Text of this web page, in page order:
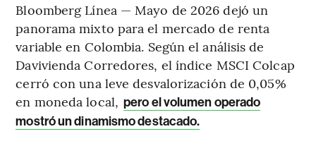
Bloomberg Línea — Mayo de 2026 dejó un
panorama mixto para el mercado de renta
variable en Colombia. Según el análisis de
Davivienda Corredores, el índice MSCI Colcap
cerró con una leve desvalorización de 0,05%
en moneda local, pero el volumen operado
mostró un dinamismo destacado.